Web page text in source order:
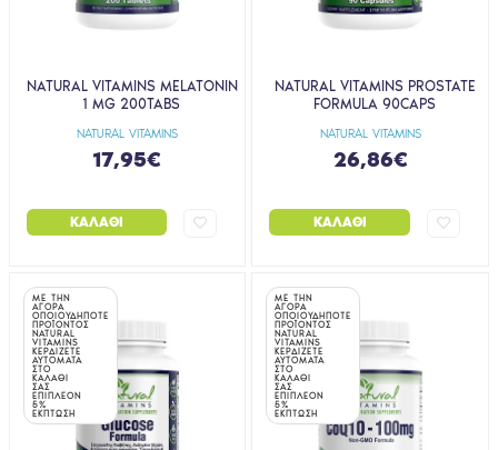
NATURAL VITAMINS
NATURAL VITAMINS MELATONIN
1 MG 200TABS
17,95€
ΚΑΛΆΘΙ
NATURAL VITAMINS
NATURAL VITAMINS PROSTATE
FORMULA 90CAPS
26,86€
ΚΑΛΆΘΙ
ΜΕ ΤΗΝ
ΑΓΟΡΑ
ΟΠΟΙΟΥΔΗΠΟΤΕ
ΠΡΟΪΟΝΤΟΣ
NATURAL
VITAMINS
ΚΕΡΔΙΖΕΤΕ
ΑΥΤΟΜΑΤΑ
ΣΤΟ
ΚΑΛΑΘΙ
ΣΑΣ
ΕΠΙΠΛΕΟΝ
5%
ΕΚΠΤΩΣΗ
ΜΕ ΤΗΝ
ΑΓΟΡΑ
ΟΠΟΙΟΥΔΗΠΟΤΕ
ΠΡΟΪΟΝΤΟΣ
NATURAL
VITAMINS
ΚΕΡΔΙΖΕΤΕ
ΑΥΤΟΜΑΤΑ
ΣΤΟ
ΚΑΛΑΘΙ
ΣΑΣ
ΕΠΙΠΛΕΟΝ
5%
ΕΚΠΤΩΣΗ